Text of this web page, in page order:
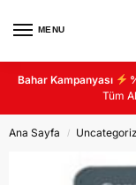
MENU
Bahar Kampanyası
Tüm
Ana Sayfa /